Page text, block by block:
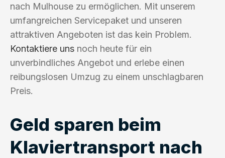
nach Mulhouse zu ermöglichen. Mit unserem
umfangreichen Servicepaket und unseren
attraktiven Angeboten ist das kein Problem.
Kontaktiere uns noch heute für ein
unverbindliches Angebot und erlebe einen
reibungslosen Umzug zu einem unschlagbaren
Preis.
Geld sparen beim
Klaviertransport nach